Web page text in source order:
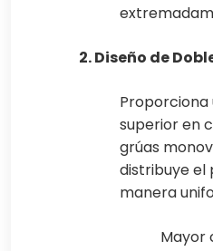
2. Diseño de
Proporciona
superior en
grúas
distribuye el
manera
Mayor